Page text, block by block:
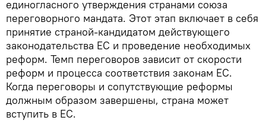
единогласного утверждения странами союза
переговорного мандата. Этот этап включает в себя
принятие страной-кандидатом действующего
законодательства ЕС и проведение необходимых
реформ. Темп переговоров зависит от скорости
реформ и процесса соответствия законам ЕС.
Когда переговоры и сопутствующие реформы
должным образом завершены, страна может
вступить в ЕС.